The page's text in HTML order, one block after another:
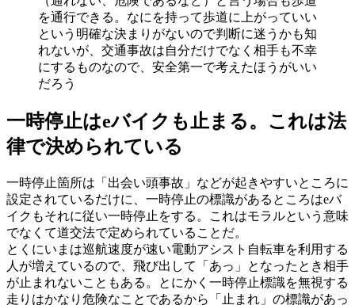
を通行できる。なにを持って歩道に上がっていい
という明確な決まりがないので判断に迷うかも知
れないが、交通事故は自分だけでなく相手も不幸
にするものなので、安全第一で考えたほうがいい
だろう
一時停止はeバイクも止まる。これは法
律で決められている
一時停止箇所は「出会い頭事故」などが起きやすいところに
設定されているだけに、一時停止の標識があるところはeバ
イクもそれに従い一時停止をする。これはモラルという意味
でなくて道交法で定められていることだ。
とくにいまは巡航速度が速い電動アシスト自転車を利用する
人が増えているので、飛び出して「あっ」となったとき相手
が止まれないこともある。とにかく一時停止標識を無視する
走りはかなり危険なことであるから「止まれ」の標識があっ